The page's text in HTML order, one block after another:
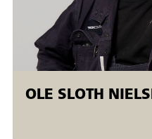
• FW-P-PB – kantsømme
• FW-P-PF – kantsømme
Alle øvelsesopgaverne
iht. DS/EN-ISO 5817, level C.
OLE SLOTH